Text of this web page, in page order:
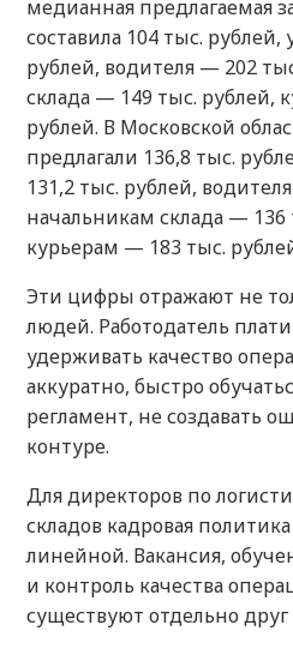
медианная предлагаемая
составила 104 тыс.
рублей, водителя — 202
склада — 149 тыс. рублей,
рублей. В Московской
предлагали 136,8 тыс.
131,2 тыс. рублей,
начальникам склада — 136
курьерам — 183 тыс.
Эти цифры отражают не
людей. Работодатель
удерживать качество
аккуратно, быстро
регламент, не создавать
контуре.
Для директоров по
складов кадровая
линейной. Вакансия,
и контроль качества
существуют отдельно друг